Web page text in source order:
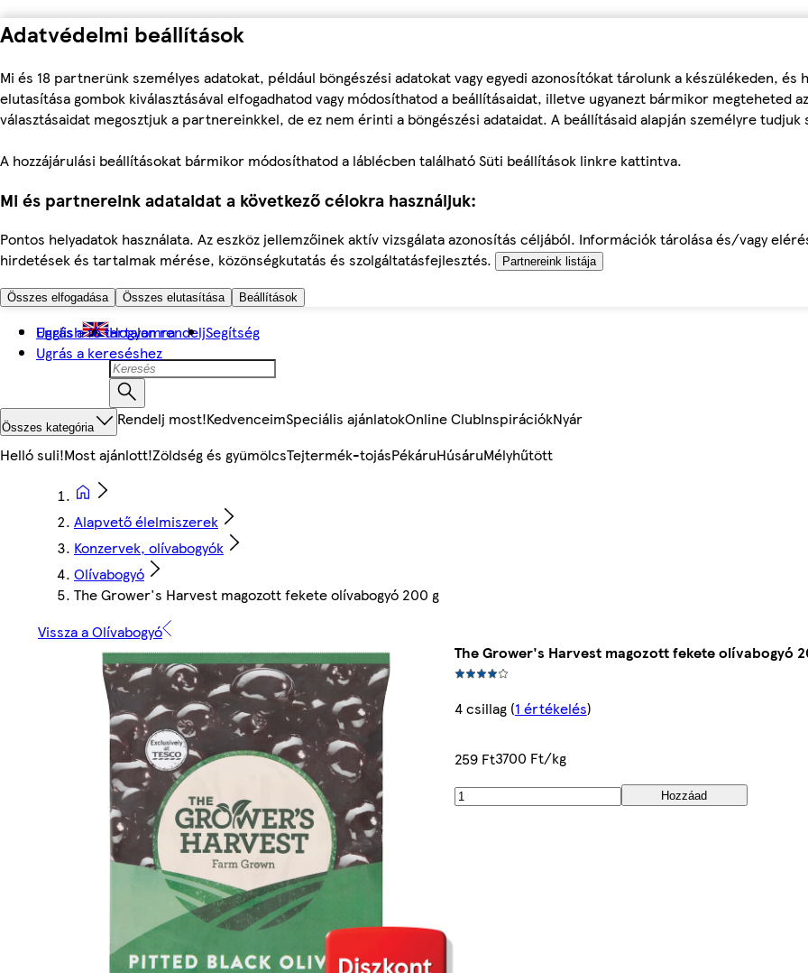
Adatvédelmi beállítások
Mi és 18 partnerünk személyes adatokat, például böngészési adatokat vagy egyedi azonosítókat tárolunk a készülékeden, és
elutasítása gombok kiválasztásával elfogadhatod vagy módosíthatod a beállításaidat, illetve ugyanezt bármikor megteheted
választásaidat megosztjuk a partnereinkkel, de ez nem érinti a böngészési adataidat. A beállításaid alapján személyre tudjuk
A hozzájárulási beállításokat bármikor módosíthatod a láblécben található Süti beállítások linkre kattintva.
Mi és partnereink adataidat a következő célokra használjuk:
Pontos helyadatok használata. Az eszköz jellemzőinek aktív vizsgálata azonosítás céljából. Információk tárolása és/vagy
hirdetések és tartalmak mérése, közönségkutatás és szolgáltatásfejlesztés.
Partnereink listája
Összes elfogadása Összes elutasítása Beállítások
Ugrás a fő tartalomra
Ugrás a kereséshez
English Hogyan rendeljSegítség
Összes kategória Rendelj most!KedvenceimSpeciális ajánlatokOnline ClubInspirációkNyár
Helló suli!Most ajánlott!Zöldség és gyümölcsTejtermék-tojásPékáruHúsáruMélyhűtött
Alapvető élelmiszerek
Konzervek, olívabogyók
Olívabogyó
The Grower's Harvest magozott fekete olívabogyó 200 g
Vissza a Olívabogyó
The Grower's Harvest magozott fekete olívabogyó
4 csillag(1 értékelés)
259 Ft3700 Ft/kg
Hozzáad